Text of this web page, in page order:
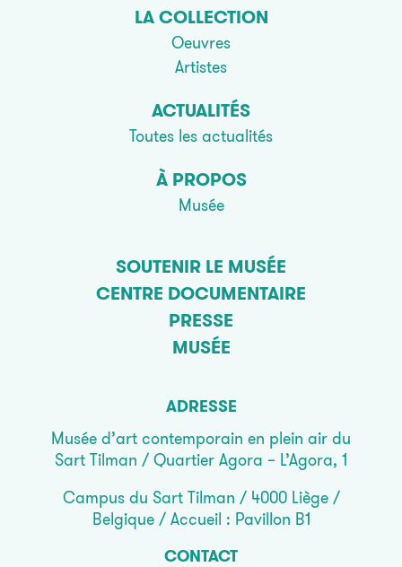
LA COLLECTION
Oeuvres
Artistes
ACTUALITÉS
Toutes les actualités
À PROPOS
Musée
SOUTENIR LE MUSÉE
CENTRE DOCUMENTAIRE
PRESSE
MUSÉE
ADRESSE
Musée d’art contemporain en plein air du
Sart Tilman / Quartier Agora – L’Agora, 1
Campus du Sart Tilman / 4000 Liège /
Belgique / Accueil : Pavillon B1
CONTACT